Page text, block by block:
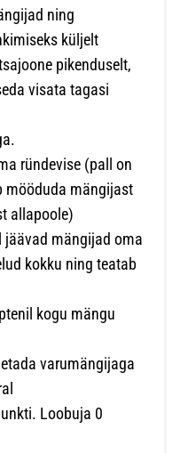
ning
küljelt
pikenduselt,
visata tagasi
ründevise (pall on
mööduda mängijast
allapoole)
mängijad oma
kokku ning teatab
kogu mängu
varumängijaga
Loobuja 0